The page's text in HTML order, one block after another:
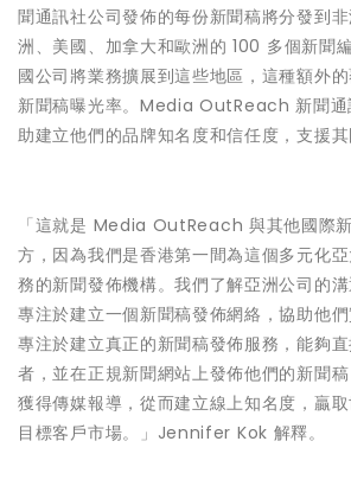
聞通訊社公司發佈的每份新聞稿將分發到
洲、美國、加拿大和歐洲的 100 多個新聞
國公司將業務擴展到這些地區，這種額外
新聞稿曝光率。Media OutReach 新聞通
助建立他們的品牌知名度和信任度，支援其
「這就是 Media OutReach 與其他國際
方，因為我們是香港第一間為這個多元化
務的新聞發佈機構。我們了解亞洲公司的
專注於建立一個新聞稿發佈網絡，協助他
專注於建立真正的新聞稿發佈服務，能夠
者，並在正規新聞網站上發佈他們的新聞
獲得傳媒報導，從而建立線上知名度，贏
目標客戶市場。」Jennifer Kok 解釋。